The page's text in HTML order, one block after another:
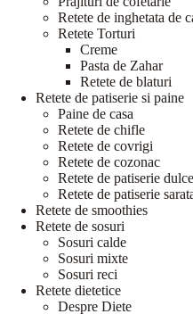
Retete de inghetata de
Retete Torturi
Creme
Pasta de Zahar
Retete de blaturi
Retete de patiserie si paine
Paine de casa
Retete de chifle
Retete de covrigi
Retete de cozonac
Retete de patiserie dulce
Retete de patiserie
Retete de smoothies
Retete de sosuri
Sosuri calde
Sosuri mixte
Sosuri reci
Retete dietetice
Despre Diete